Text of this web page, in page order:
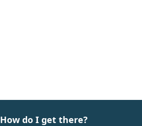
How do I get there?